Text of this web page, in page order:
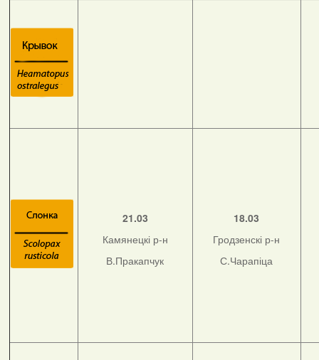
21.03
Камянецкі р-н
В.Пракапчук
18.03
Гродзенскі р-н
С.Чарапіца